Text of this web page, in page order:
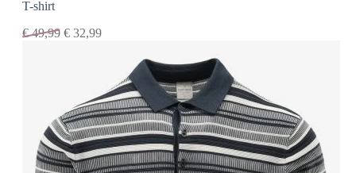
T-shirt
€49,99 € 32,99